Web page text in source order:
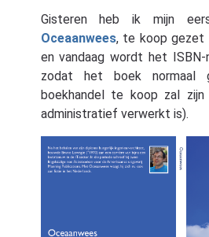
Gisteren heb ik mijn
Oceaanwees, te koop gezet
en vandaag wordt het ISBN-
zodat het boek normaal
boekhandel te koop zal
administratief verwerkt is).